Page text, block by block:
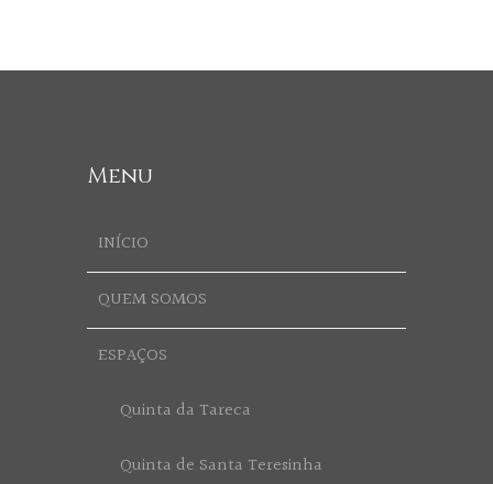
Menu
INÍCIO
QUEM SOMOS
ESPAÇOS
Quinta da Tareca
Quinta de Santa Teresinha